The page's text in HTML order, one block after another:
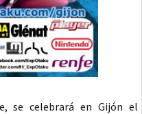
se celebrará en Gijón el